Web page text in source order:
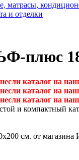
матрасы,
и отделки
плюс
каталог на
каталог на
каталог на
и компактный